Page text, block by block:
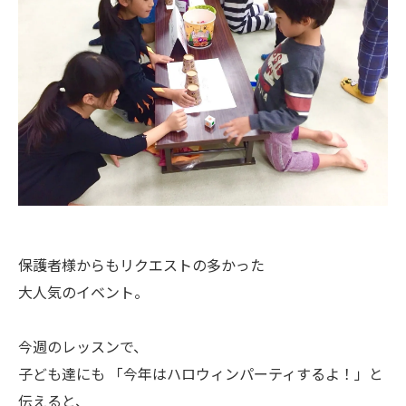
保護者様からもリクエストの多かった
大人気のイベント。
今週のレッスンで、
子ども達にも 「今年はハロウィンパーティするよ！」と
伝えると、